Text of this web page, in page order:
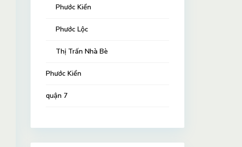
Phước Kiển
Phước Lộc
Thị Trấn Nhà Bè
Phước Kiển
quận 7